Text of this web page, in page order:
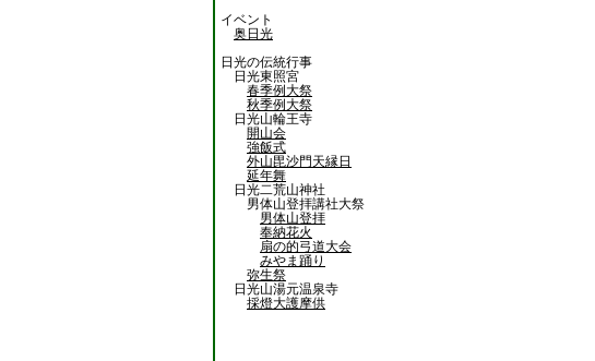
イベント
奥日光
日光の伝統行事
日光東照宮
春季例大祭
秋季例大祭
日光山輪王寺
開山会
強飯式
外山毘沙門天縁日
延年舞
日光二荒山神社
男体山登拝講社大祭
男体山登拝
奉納花火
扇の的弓道大会
みやま踊り
弥生祭
日光山湯元温泉寺
採燈大護摩供